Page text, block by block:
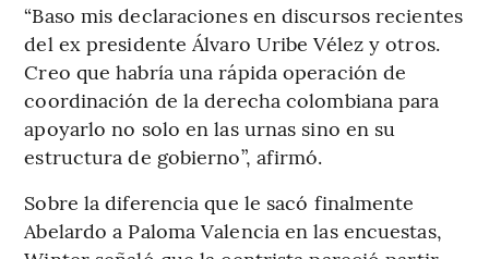
“Baso mis declaraciones en discursos recientes
del ex presidente Álvaro Uribe Vélez y otros.
Creo que habría una rápida operación de
coordinación de la derecha colombiana para
apoyarlo no solo en las urnas sino en su
estructura de gobierno”, afirmó.
Sobre la diferencia que le sacó finalmente
Abelardo a Paloma Valencia en las encuestas,